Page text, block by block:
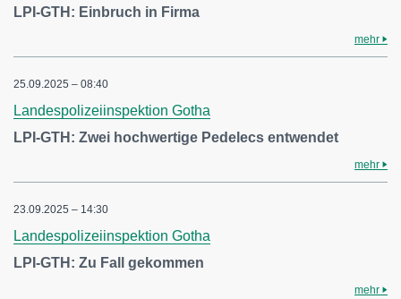
LPI-GTH: Einbruch in Firma
mehr
25.09.2025 – 08:40
Landespolizeiinspektion Gotha
LPI-GTH: Zwei hochwertige Pedelecs entwendet
mehr
23.09.2025 – 14:30
Landespolizeiinspektion Gotha
LPI-GTH: Zu Fall gekommen
mehr